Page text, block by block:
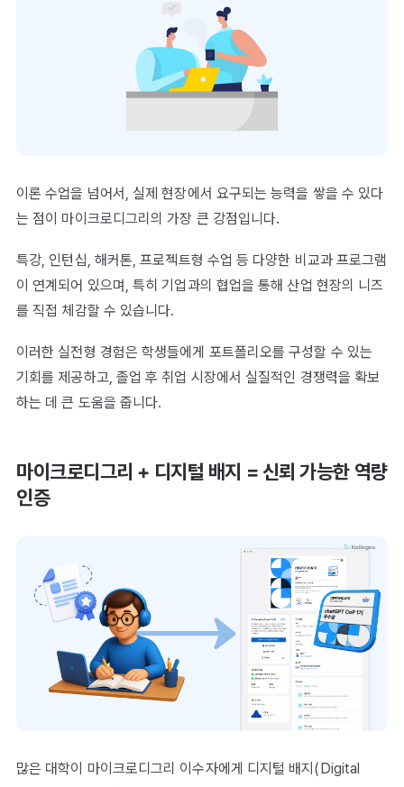
이론 수업을 넘어서, 실제 현장에서 요구되는 능력을 쌓을 수 있다
는 점이 마이크로디그리의 가장 큰 강점입니다.
특강, 인턴십, 해커톤, 프로젝트형 수업 등 다양한 비교과 프로그램
이 연계되어 있으며, 특히 기업과의 협업을 통해 산업 현장의 니즈
를 직접 체감할 수 있습니다.
이러한 실전형 경험은 학생들에게 포트폴리오를 구성할 수 있는
기회를 제공하고, 졸업 후 취업 시장에서 실질적인 경쟁력을 확보
하는 데 큰 도움을 줍니다.
마이크로디그리 + 디지털 배지 = 신뢰 가능한 역량
인증
많은 대학이 마이크로디그리 이수자에게 디지털 배지(Digital